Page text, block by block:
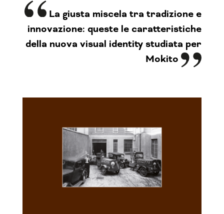
La giusta miscela tra tradizione e
innovazione: queste le caratteristiche
della nuova visual identity studiata per
Mokito